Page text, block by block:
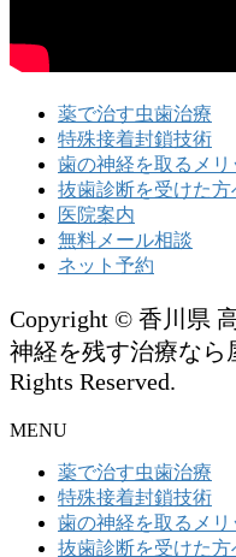
薬で治す虫歯治療
特殊接着封鎖技術
歯の神経を取るメリ
抜歯診断を受けた方
医院案内
無料メール相談
ネット予約
Copyright © 香川県
神経を残す治療な
Rights Reserved.
MENU
薬で治す虫歯治療
特殊接着封鎖技術
歯の神経を取るメリ
抜歯診断を受けた方